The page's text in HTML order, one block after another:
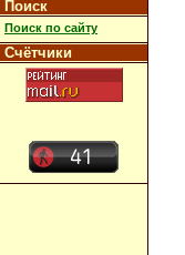
Поиск
Поиск по сайту
Счётчики